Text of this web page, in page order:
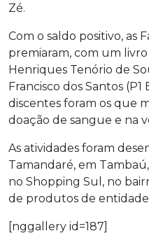
Zé.
Com o saldo positivo, as
premiaram, com um livro
Henriques Tenório de
Francisco dos Santos
discentes foram os que
doação de sangue e na
As atividades foram
Tamandaré, em
no Shopping Sul, no
de produtos de
[nggallery id=187]